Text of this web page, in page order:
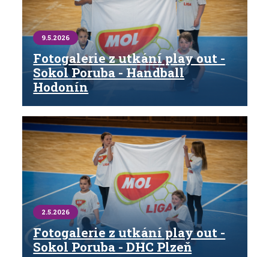
9.5.2026
Fotogalerie z utkání play out -
Sokol Poruba - Handball
Hodonín
2.5.2026
Fotogalerie z utkání play out -
Sokol Poruba - DHC Plzeň